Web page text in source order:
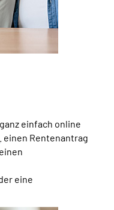
einfach online
einen Rentenantrag
eine